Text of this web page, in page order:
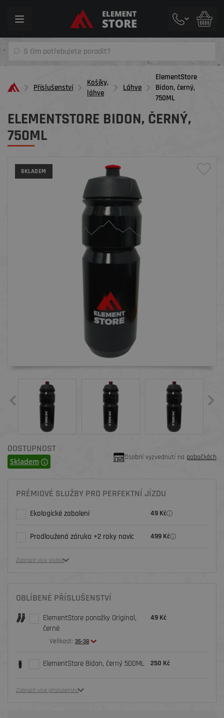
Toggle
Příslušenství
Košíky,
láhve
Láhve
ElementStore
Bidon, černý,
750ML
ELEMENTSTORE BIDON, ČERNÝ,
750ML
SKLADEM
DOSTUPNOST
Skladem Osobní vyzvednutí na pobočkách
PRÉMIOVÉ SLUŽBY PRO PERFEKTNÍ JÍZDU
Ekologické zabalení 49 Kč
Prodloužená záruka +2 roky navíc 499 Kč
Zobrazit více služeb
OBLÍBENÉ PŘÍSLUŠENSTVÍ
ElementStore ponožky Original,
černé
Velikost: 35-38
49 Kč
ElementStore Bidon, černý 500ML 250 Kč
Zobrazit více příslušenství